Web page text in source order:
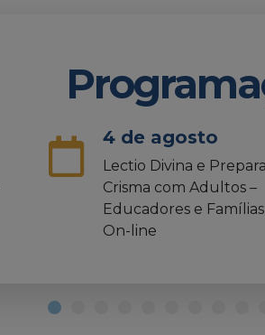
4 de agosto
Lectio Divina e
Crisma com Adultos –
Educadores e
On-line